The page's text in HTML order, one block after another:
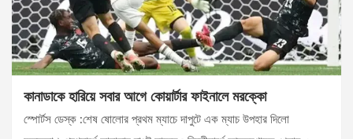
কানাডাকে হারিয়ে সবার আগে কোয়ার্টার ফাইনালে মরক্কো
স্পোর্টস ডেস্ক :শেষ ষোলোর প্রথম ম্যাচে দাপুটে এক ম্যাচ উপহার দিলো